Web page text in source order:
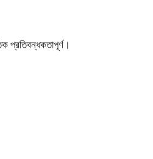
প্রতিবন্ধকতাপূর্ণ।